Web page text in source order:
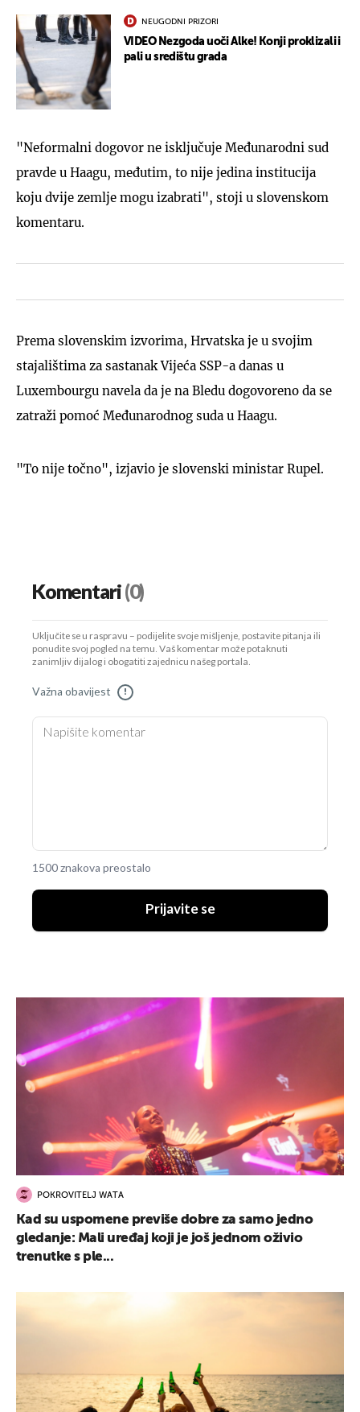
NEUGODNI PRIZORI
VIDEO Nezgoda uoči Alke! Konji proklizali i
pali u središtu grada
"Neformalni dogovor ne isključuje Međunarodni sud
pravde u Haagu, međutim, to nije jedina institucija
koju dvije zemlje mogu izabrati", stoji u slovenskom
komentaru.
Prema slovenskim izvorima, Hrvatska je u svojim
stajalištima za sastanak Vijeća SSP-a danas u
Luxembourgu navela da je na Bledu dogovoreno da se
zatraži pomoć Međunarodnog suda u Haagu.
"To nije točno", izjavio je slovenski ministar Rupel.
Komentari(0)
Uključite se u raspravu – podijelite svoje mišljenje, postavite pitanja ili
ponudite svoj pogled na temu. Vaš komentar može potaknuti
zanimljiv dijalog i obogatiti zajednicu našeg portala.
Važna obavijest !
1500 znakova preostalo
Prijavite se
POKROVITELJ WATA
Kad su uspomene previše dobre za samo jedno
gledanje: Mali uređaj koji je još jednom oživio
trenutke s ple...